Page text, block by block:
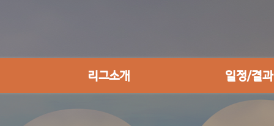
리그소개 일정/결과